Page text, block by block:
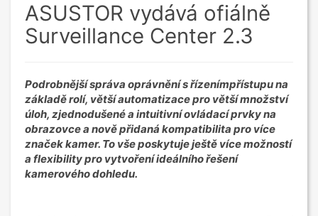
ASUSTOR vydává ofiálně
Surveillance Center 2.3
Podrobnější správa oprávnění s řízenímpřístupu na
základě rolí, větší automatizace pro větší množství
úloh, zjednodušené a intuitivní ovládací prvky na
obrazovce a nově přidaná kompatibilita pro více
značek kamer. To vše poskytuje ještě více možností
a flexibility pro vytvoření ideálního řešení
kamerového dohledu.